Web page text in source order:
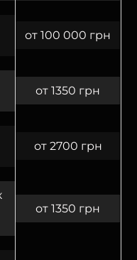
от 100 000 грн
от 1350 грн
от 2700 грн
от 1350 грн